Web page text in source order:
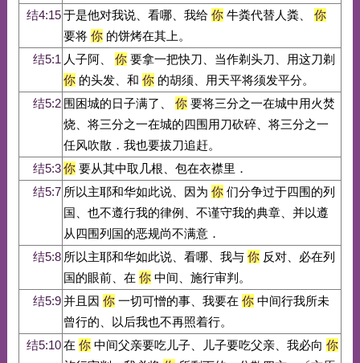
结4:15于是他对我说、看哪、我给 你牛粪代替人粪、
你
要将 你的饼烤在其上。
结5:1 人子阿、 你要拿一把快刀、当作剃头刀、用这刀剃
你的头发、和 你的胡须、用天平将须发平分。
结5:2 围困城的日子满了、 你要将三分之一在城中用火焚
烧、将三分之一在城的四围用刀砍碎、将三分之一
任风吹散．我也要拔刀追赶。
结5:3你要从其中取几根、包在衣襟里．
结5:7 所以主耶和华如此说、因为 你们分争过于四围的列
国、也不遵行我的律例、不谨守我的典章、并以遵
从四围列国的恶规尚不满意．
结5:8 所以主耶和华如此说、看哪、我与 你反对、必在列
国的眼前、在 你中间、施行审判。
结5:9并且因 你一切可憎的事、我要在 你中间行我所未
曾行的、以后我也不再照着行。
结5:10在 你中间父亲要吃儿子、儿子要吃父亲、我必向 你